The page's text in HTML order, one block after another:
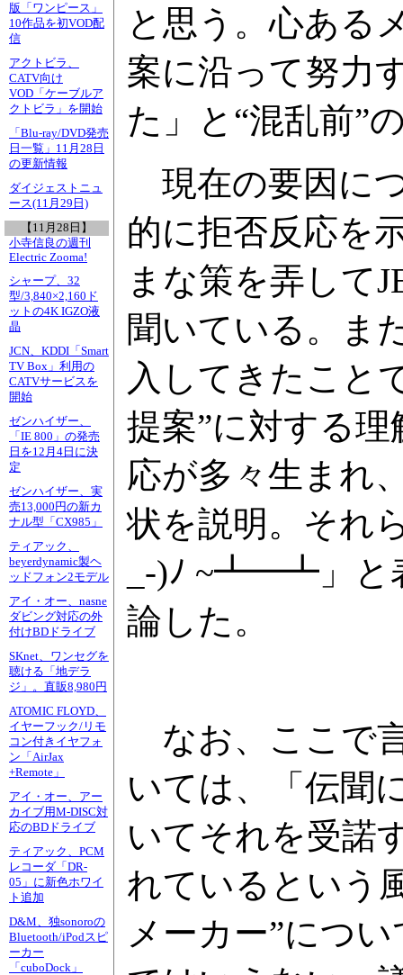
版「ワンピース」
10作品を初VOD配
信
アクトビラ、
CATV向け
VOD「ケーブルア
クトビラ」を開始
「Blu-ray/DVD発売
日一覧」11月28日
の更新情報
ダイジェストニュ
ース(11月29日)
【11月28日】
小寺信良の週刊
Electric Zooma!
シャープ、32
型/3,840×2,160ド
ットの4K IGZO液
晶
JCN、KDDI「Smart
TV Box」利用の
CATVサービスを
開始
ゼンハイザー、
「IE 800」の発売
日を12月4日に決
定
ゼンハイザー、実
売13,000円の新カ
ナル型「CX985」
ティアック、
beyerdynamic製ヘ
ッドフォン2モデル
アイ・オー、nasne
ダビング対応の外
付けBDドライブ
SKnet、ワンセグを
聴ける「地デラ
ジ」。直販8,980円
ATOMIC FLOYD、
イヤーフック/リモ
コン付きイヤフォ
ン「AirJax
+Remote」
アイ・オー、アー
カイブ用M-DISC対
応のBDドライブ
ティアック、PCM
レコーダ「DR-
05」に新色ホワイ
ト追加
D&M、独sonoroの
Bluetooth/iPodスピ
ーカー
「cuboDock」
と思う。心ある
案に沿って努力
た」と“混乱前”
現在の要因に
的に拒否反応を
まな策を弄して
聞いている。ま
入してきたこと
提案”に対する
応が多々生まれ
状を説明。それ
_-)ﾉ ~┻━┻」と
論した。
なお、ここで
いては、「伝聞
いてそれを受諾
れているという
メーカー”につ